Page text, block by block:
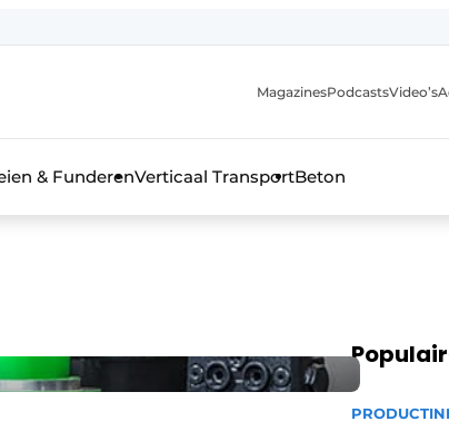
FR
MagazinesPodcastsVideo’s
& FunderenVerticaal TransportBeton
Populair